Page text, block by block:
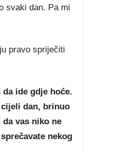
svaki dan. Pa mi
pravo spriječiti
ide gdje hoće.
cijeli dan, brinuo
vas niko ne
nekog